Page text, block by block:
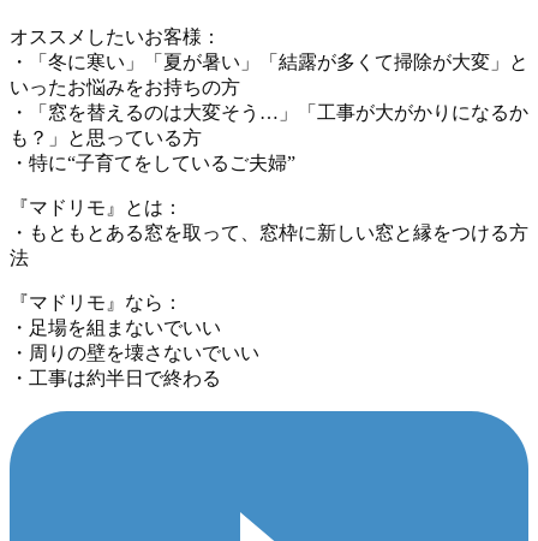
オススメしたいお客様：
・「冬に寒い」「夏が暑い」「結露が多くて掃除が大変」と
いったお悩みをお持ちの方
・「窓を替えるのは大変そう…」「工事が大がかりになるか
も？」と思っている方
・特に“子育てをしているご夫婦”
『マドリモ』とは：
・もともとある窓を取って、窓枠に新しい窓と縁をつける方
法
『マドリモ』なら：
・足場を組まないでいい
・周りの壁を壊さないでいい
・工事は約半日で終わる